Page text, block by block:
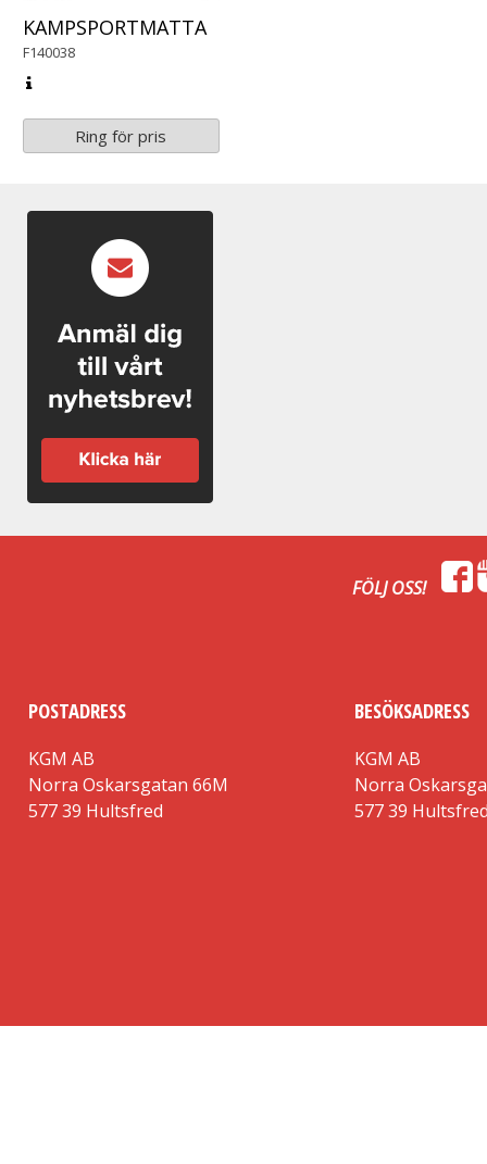
KAMPSPORTMATTA
F140038
Ring för pris
FÖLJ OSS!
POSTADRESS
KGM AB
Norra Oskarsgatan 66M
577 39 Hultsfred
BESÖKSADRESS
KGM AB
Norra
577 39